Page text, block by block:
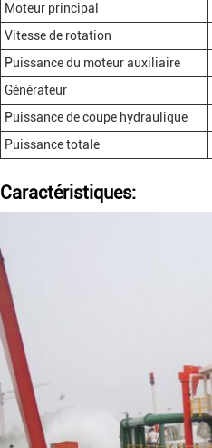
Moteur principal
Vitesse de rotation
Puissance du moteur auxiliaire
Générateur
Puissance de coupe hydraulique
Puissance totale
Caractéristiques: